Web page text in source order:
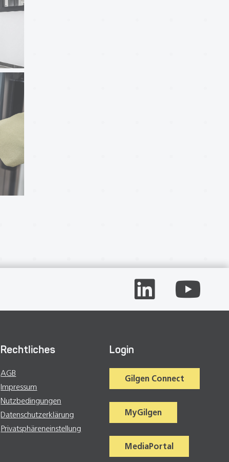
Rechtliches
AGB
Impressum
Nutzbedingungen
Datenschutzerklärung
Privatsphäreneinstellung
Login
Gilgen Connect
MyGilgen
MediaPortal